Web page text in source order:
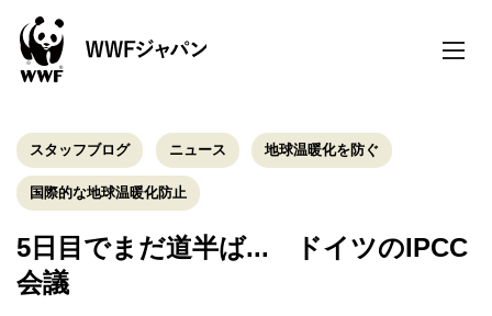
toggle
スタッフブログ ニュース 地球温暖化を防ぐ
国際的な地球温暖化防止
5日目でまだ道半ば... ドイツのIPCC
会議